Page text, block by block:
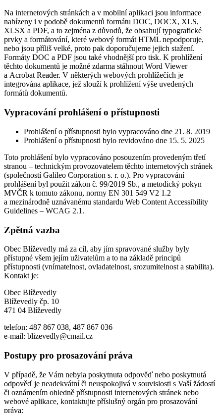
Na internetových stránkách a v mobilní aplikaci jsou informace
nabízeny i v podobě dokumentů formátu DOC, DOCX, XLS,
XLSX a PDF, a to zejména z důvodů, že obsahují typografické
prvky a formátování, které webový formát HTML nepodporuje,
nebo jsou příliš velké, proto pak doporučujeme jejich stažení.
Formáty DOC a PDF jsou také vhodnější pro tisk. K prohlížení
těchto dokumentů je možné zdarma stáhnout Word Viewer
a Acrobat Reader. V některých webových prohlížečích je
integrována aplikace, jež slouží k prohlížení výše uvedených
formátů dokumentů.
Vypracování prohlášení o přístupnosti
Prohlášení o přístupnosti bylo vypracováno dne 21. 8. 2019
Prohlášení o přístupnosti bylo revidováno dne 15. 5. 2025
Toto prohlášení bylo vypracováno posouzením provedeným třetí
stranou – technickým provozovatelem těchto internetových stránek
(společností Galileo Corporation s. r. o.). Pro vypracování
prohlášení byl použit zákon č. 99/2019 Sb., a metodický pokyn
MVČR k tomuto zákonu, normy EN 301 549 V2 1.2
a mezinárodně uznávanému standardu Web Content Accessibility
Guidelines – WCAG 2.1.
Zpětná vazba
Obec Blíževedly má za cíl, aby jím spravované služby byly
přístupné všem jejím uživatelům a to na základě principů
přístupnosti (vnímatelnost, ovladatelnost, srozumitelnost a stabilita).
Kontakt je:
Obec Blíževedly
Blíževedly čp. 10
471 04 Blíževedly
telefon: 487 867 038, 487 867 036
e-mail: blizevedly@cmail.cz
Postupy pro prosazování práva
V případě, že Vám nebyla poskytnuta odpověď nebo poskytnutá
odpověď je neadekvátní či neuspokojivá v souvislosti s Vaší žádostí
či oznámením ohledně přístupnosti internetových stránek nebo
webové aplikace, kontaktujte příslušný orgán pro prosazování
práva: